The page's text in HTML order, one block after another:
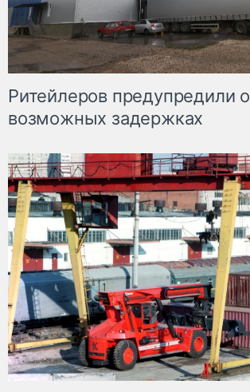
Ритейлеров предупредили о
возможных задержках